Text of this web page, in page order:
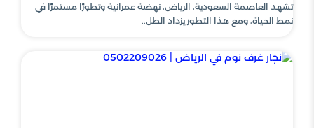
تشهد العاصمة السعودية، الرياض، نهضة عمرانية وتطورًا مستمرًا في
نمط الحياة، ومع هذا التطور يزداد الطل..